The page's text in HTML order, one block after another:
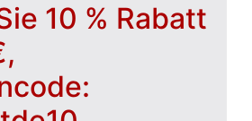
10 % Rabatt